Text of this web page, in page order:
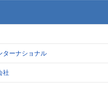
ターナショナル
社